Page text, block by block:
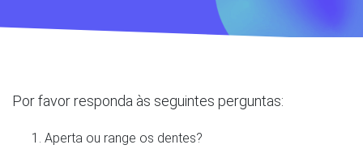
Por favor responda às seguintes perguntas:
Aperta ou range os dentes?